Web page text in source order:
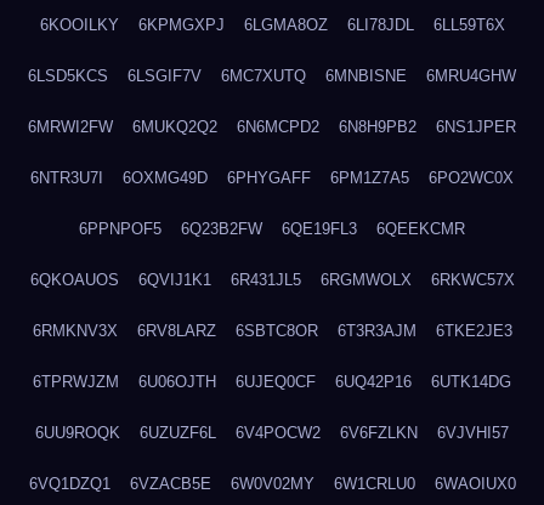
6KOOILKY 6KPMGXPJ 6LGMA8OZ 6LI78JDL 6LL59T6X
6LSD5KCS 6LSGIF7V 6MC7XUTQ 6MNBISNE 6MRU4GHW
6MRWI2FW 6MUKQ2Q2 6N6MCPD2 6N8H9PB2 6NS1JPER
6NTR3U7I 6OXMG49D 6PHYGAFF 6PM1Z7A5 6PO2WC0X
6PPNPOF5 6Q23B2FW 6QE19FL3 6QEEKCMR
6QKOAUOS 6QVIJ1K1 6R431JL5 6RGMWOLX 6RKWC57X
6RMKNV3X 6RV8LARZ 6SBTC8OR 6T3R3AJM 6TKE2JE3
6TPRWJZM 6U06OJTH 6UJEQ0CF 6UQ42P16 6UTK14DG
6UU9ROQK 6UZUZF6L 6V4POCW2 6V6FZLKN 6VJVHI57
6VQ1DZQ1 6VZACB5E 6W0V02MY 6W1CRLU0 6WAOIUX0